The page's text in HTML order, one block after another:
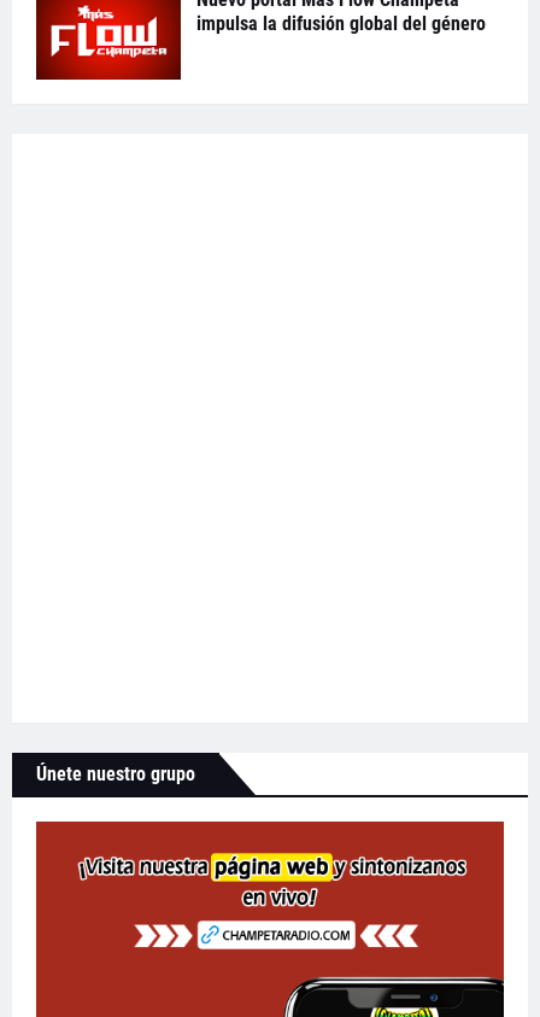
impulsa la difusión global del género
Únete nuestro grupo